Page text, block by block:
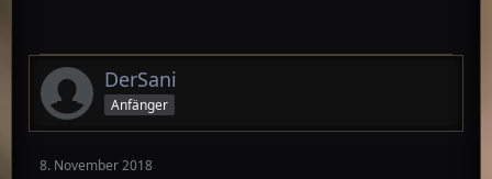
DerSani
Anfänger
8. November 2018